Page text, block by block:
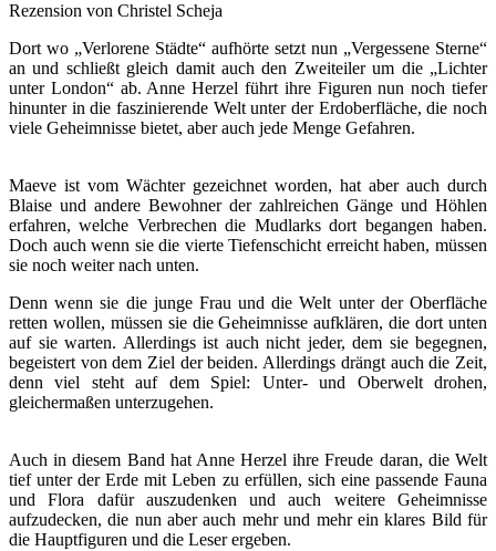
Rezension von Christel Scheja
Dort wo „Verlorene Städte“ aufhörte setzt nun „Vergessene Sterne“
an und schließt gleich damit auch den Zweiteiler um die „Lichter
unter London“ ab. Anne Herzel führt ihre Figuren nun noch tiefer
hinunter in die faszinierende Welt unter der Erdoberfläche, die noch
viele Geheimnisse bietet, aber auch jede Menge Gefahren.
Maeve ist vom Wächter gezeichnet worden, hat aber auch durch
Blaise und andere Bewohner der zahlreichen Gänge und Höhlen
erfahren, welche Verbrechen die Mudlarks dort begangen haben.
Doch auch wenn sie die vierte Tiefenschicht erreicht haben, müssen
sie noch weiter nach unten.
Denn wenn sie die junge Frau und die Welt unter der Oberfläche
retten wollen, müssen sie die Geheimnisse aufklären, die dort unten
auf sie warten. Allerdings ist auch nicht jeder, dem sie begegnen,
begeistert von dem Ziel der beiden. Allerdings drängt auch die Zeit,
denn viel steht auf dem Spiel: Unter- und Oberwelt drohen,
gleichermaßen unterzugehen.
Auch in diesem Band hat Anne Herzel ihre Freude daran, die Welt
tief unter der Erde mit Leben zu erfüllen, sich eine passende Fauna
und Flora dafür auszudenken und auch weitere Geheimnisse
aufzudecken, die nun aber auch mehr und mehr ein klares Bild für
die Hauptfiguren und die Leser ergeben.